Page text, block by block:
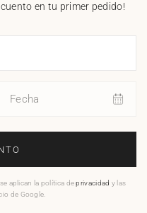
en tu primer pedido!
Fecha
aplican la política deprivacidad y las
de Google.